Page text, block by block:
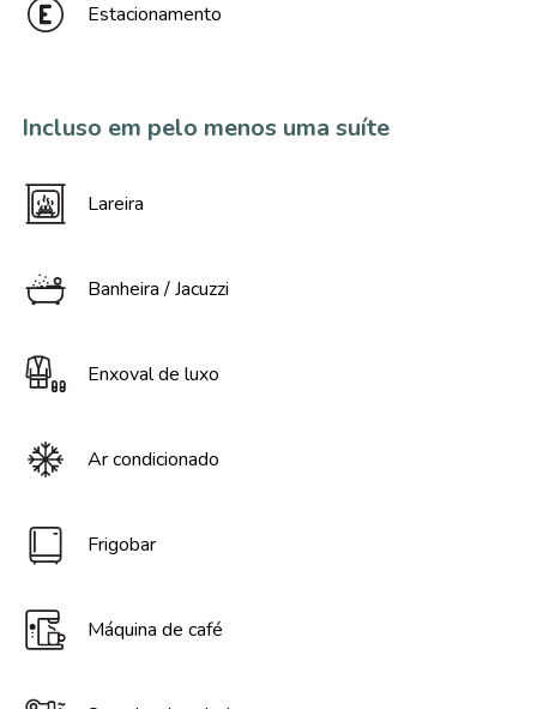
Estacionamento
Incluso em pelo menos uma suíte
Lareira
Banheira / Jacuzzi
Enxoval de luxo
Ar condicionado
Frigobar
Máquina de café